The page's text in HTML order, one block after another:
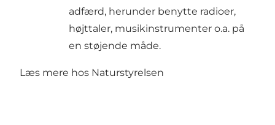
adfærd, herunder benytte radioer,
højttaler, musikinstrumenter o.a. på
en støjende måde.
Læs mere hos Naturstyrelsen